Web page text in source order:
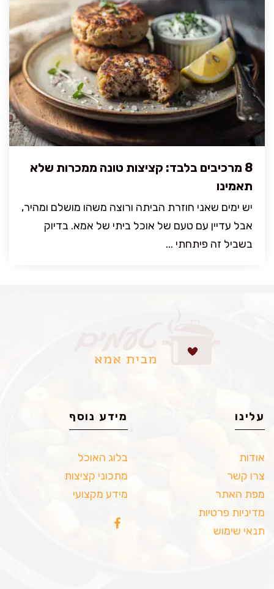
8 מרכיבים בלבד: קציצות טונה ממכרות שלא
תאמינו
יש ימים שאני חוזרת הביתה ורוצה משהו מושלם ומהיר,
אבל עדיין עם טעם של אוכל ביתי של אמא. בדיוק
בשביל זה פיתחתי ...
עלינו
אודות
צרו קשר
מפת האתר
מדיניות פרטיות
תנאי שימוש
מידע נוסף
בלוג האוכל
מתכוני קציצות
מידע מקצועי